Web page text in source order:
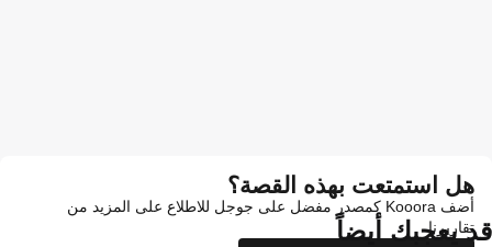
هل استمتعت بهذه القصة؟
أضف Kooora كمصدر مفضل على جوجل للاطلاع على المزيد من
تقاريرنا
قد يعجبك أيضاً